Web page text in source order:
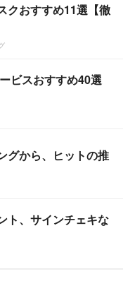
クおすすめ11選【徹
ビスおすすめ40選
グから、ヒットの推
ト、サインチェキな